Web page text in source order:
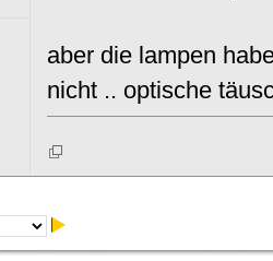
aber die lampen
nicht .. optische